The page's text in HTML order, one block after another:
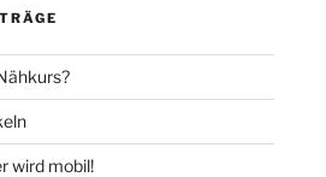
wird mobil!